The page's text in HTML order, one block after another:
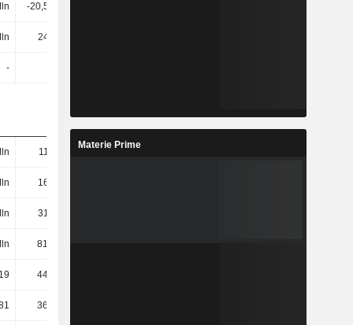
-20,55 Mln
244 Mln
-
118 Mln
160 Mln
317 Mln
818.000
448.866
369.134
Materie Prime